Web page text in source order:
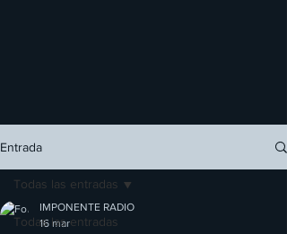
Entrada
Todas las entradas
Todas las entradas
IMPONENTE RADIO
16 mar